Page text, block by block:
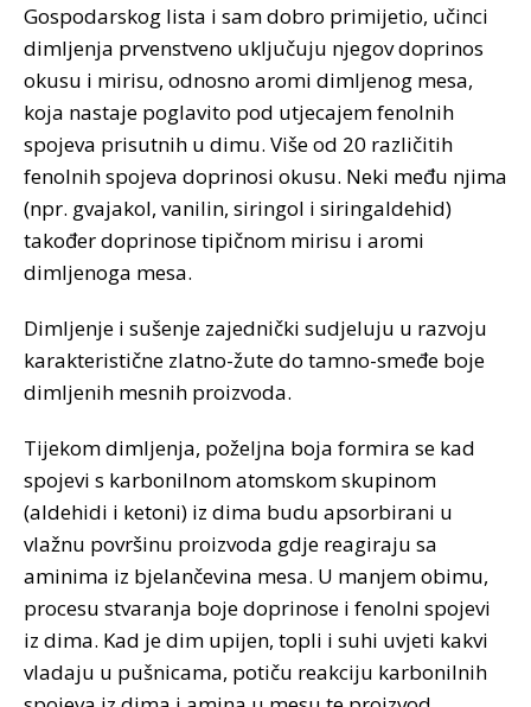
Gospodarskog lista i sam dobro primijetio, učinci
dimljenja prvenstveno uključuju njegov doprinos
okusu i mirisu, odnosno aromi dimljenog mesa,
koja nastaje poglavito pod utjecajem fenolnih
spojeva prisutnih u dimu. Više od 20 različitih
fenolnih spojeva doprinosi okusu. Neki među njima
(npr. gvajakol, vanilin, siringol i siringaldehid)
također doprinose tipičnom mirisu i aromi
dimljenoga mesa.
Dimljenje i sušenje zajednički sudjeluju u razvoju
karakteristične zlatno-žute do tamno-smeđe boje
dimljenih mesnih proizvoda.
Tijekom dimljenja, poželjna boja formira se kad
spojevi s karbonilnom atomskom skupinom
(aldehidi i ketoni) iz dima budu apsorbirani u
vlažnu površinu proizvoda gdje reagiraju sa
aminima iz bjelančevina mesa. U manjem obimu,
procesu stvaranja boje doprinose i fenolni spojevi
iz dima. Kad je dim upijen, topli i suhi uvjeti kakvi
vladaju u pušnicama, potiču reakciju karbonilnih